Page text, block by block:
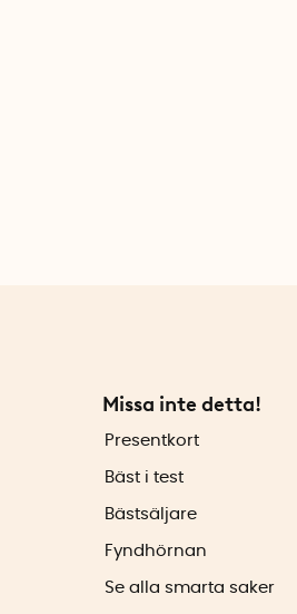
Missa inte detta!
Presentkort
Bäst i test
Bästsäljare
Fyndhörnan
Se alla smarta saker